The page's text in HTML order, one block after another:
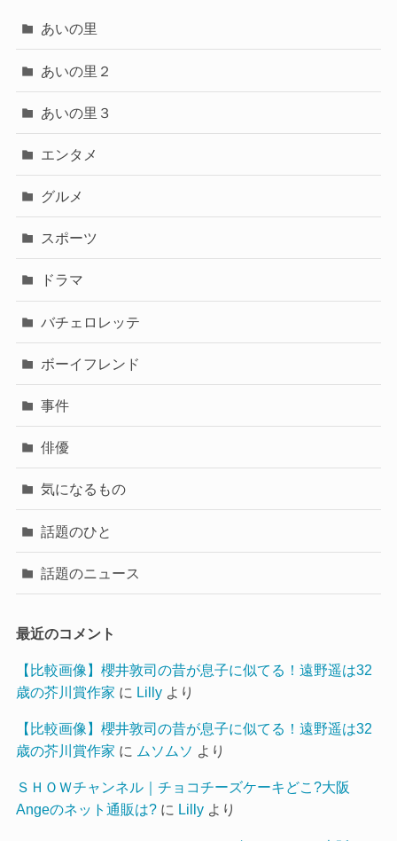
あいの里
あいの里２
あいの里３
エンタメ
グルメ
スポーツ
ドラマ
バチェロレッテ
ボーイフレンド
事件
俳優
気になるもの
話題のひと
話題のニュース
最近のコメント
【比較画像】櫻井敦司の昔が息子に似てる！遠野遥は32
歳の芥川賞作家 に Lillyより
【比較画像】櫻井敦司の昔が息子に似てる！遠野遥は32
歳の芥川賞作家 に ムソムソ より
ＳＨＯＷチャンネル｜チョコチーズケーキどこ?大阪
Angeのネット通販は?に Lillyより